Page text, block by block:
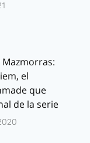
el
que
de la serie